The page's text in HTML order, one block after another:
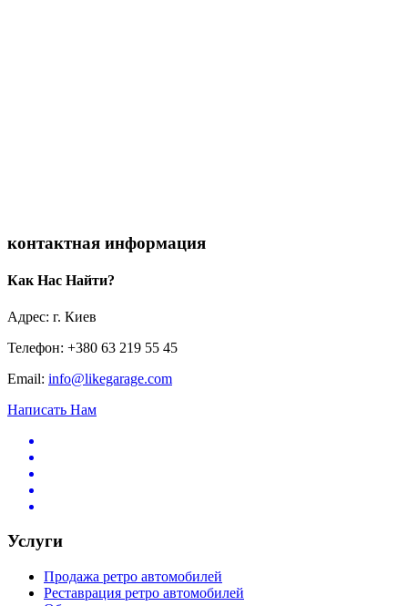
контактная информация
Как Нас Найти?
Адрес: г. Киев
Телефон: +380 63 219 55 45
Email: info@likegarage.com
Написать Нам
Услуги
Продажа ретро автомобилей
Реставрация ретро автомобилей